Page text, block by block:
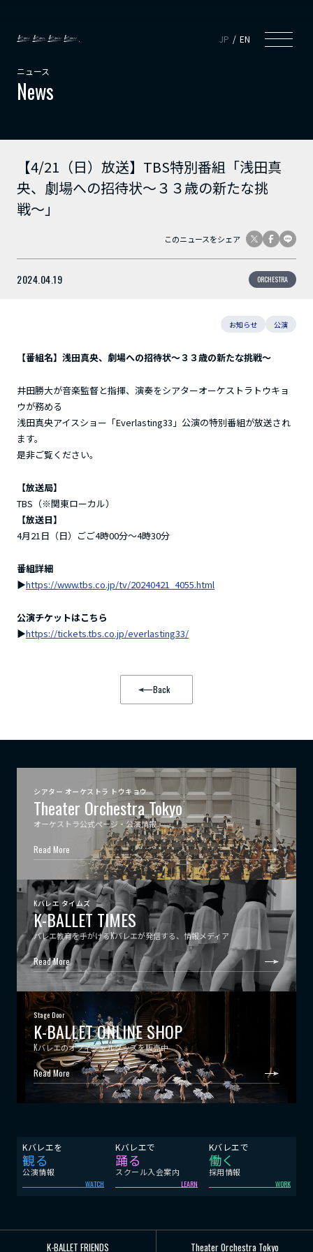
JP EN
ニュース
News
【4/21（日）放送】TBS特別番組「浅田真
央、劇場への招待状〜３３歳の新たな挑
戦〜」
このニュースをシェア
2024.04.19 ORCHESTRA
お知らせ 公演
【番組名】浅田真央、劇場への招待状〜３３歳の新たな挑戦〜
井田勝大が音楽監督と指揮、演奏をシアターオーケストラトウキョ
ウが務める
浅田真央アイスショー「Everlasting33」公演の特別番組が放送され
ます。
是非ご覧ください。
【放送局】
TBS（※関東ローカル）
【放送日】
4月21日（日）ごご4時00分～4時30分
番組詳細
▶︎https://www.tbs.co.jp/tv/20240421_4055.html
公演チケットはこちら
▶︎https://tickets.tbs.co.jp/everlasting33/
Back
シアター オーケストラ トウキョウ
Theater Orchestra Tokyo
オーケストラ公式ページ・公演情報
Read More
Kバレエ タイムズ
K-BALLET TIMES
バレエ教育を手がけるKバレエが発信する、情報メディア
Read More
Stage Door
K-BALLET ONLINE SHOP
Kバレエのオフィシャルグッズを販売中
Read More
Kバレエを
観る
公演情報
WATCH
Kバレエで
踊る
スクール入会案内
LEARN
Kバレエで
働く
採用情報
WORK
K-BALLET FRIENDS Theater Orchestra Tokyo